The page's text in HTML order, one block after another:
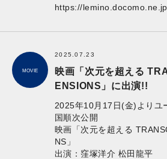
https://
MOVIE
2025.07.23
映画「次元を超える
ENSIONS」に出演!!
2025年10月17日(金)よりユ
国順次公開
映画「次元を超える
NS」
出演：窪塚洋介 松田龍平